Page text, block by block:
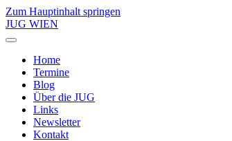
Zum Hauptinhalt springen
JUG WIEN
Home
Termine
Blog
Über die JUG
Links
Newsletter
Kontakt